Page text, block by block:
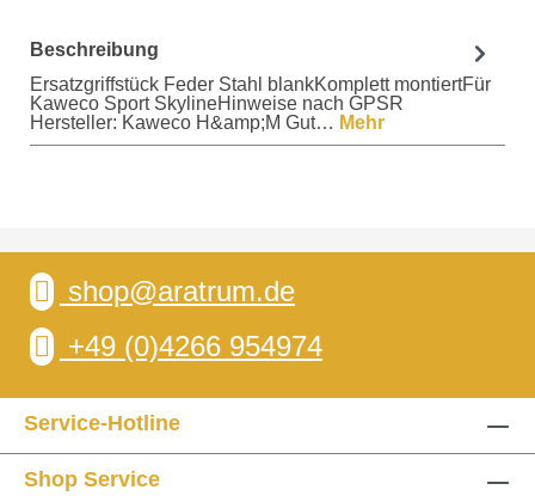
Beschreibung
Ersatzgriffstück Feder Stahl blankKomplett montiertFür
Kaweco Sport SkylineHinweise nach GPSR
Hersteller: Kaweco H&amp;M Gut… Mehr
shop@aratrum.de
+49 (0)4266 954974
Service-Hotline
Shop Service